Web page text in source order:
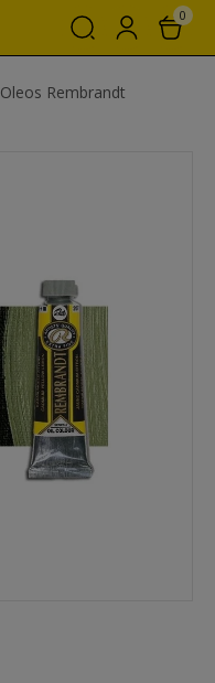
0
Oleos Rembrandt